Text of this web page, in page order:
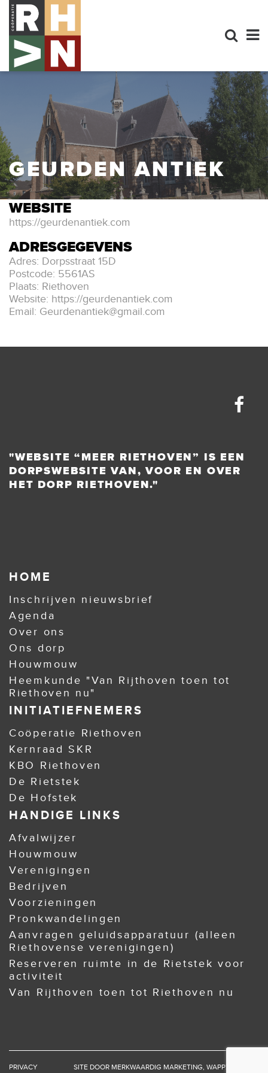
GEURDEN ANTIEK
WEBSITE
https://geurdenantiek.com
ADRESGEGEVENS
Adres: Dorpsstraat 15D
Postcode: 5561AS
Plaats: Riethoven
Website: https://geurdenantiek.com
Email: Geurdenantiek@gmail.com
"WEBSITE “MEER RIETHOVEN” IS EEN
DORPSWEBSITE VAN, VOOR EN OVER
HET DORP RIETHOVEN."
HOME
Inschrijven nieuwsbrief
Agenda
Over ons
Ons dorp
Houwmouw
Heemkunde "Van Rijthoven toen tot
Riethoven nu"
INITIATIEFNEMERS
Coöperatie Riethoven
Kernraad SKR
KBO Riethoven
De Rietstek
De Hofstek
HANDIGE LINKS
Afvalwijzer
Houwmouw
Verenigingen
Bedrijven
Voorzieningen
Pronkwandelingen
Aanvragen geluidsapparatuur (alleen
Riethovense verenigingen)
Reserveren ruimte in de Rietstek voor
activiteit
Van Rijthoven toen tot Riethoven nu
PRIVACY SITE DOOR MERKWAARDIG MARKETING, WAPPZ